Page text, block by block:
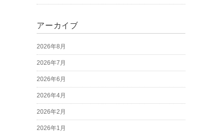
アーカイブ
2026年8月
2026年7月
2026年6月
2026年4月
2026年2月
2026年1月